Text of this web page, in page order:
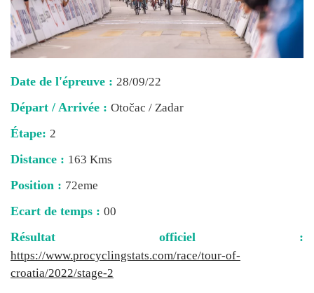
Date de l'épreuve : 28/09/22
Départ / Arrivée : Otočac / Zadar
Étape: 2
Distance : 163 Kms
Position : 72eme
Ecart de temps : 00
Résultat officiel :
https://www.procyclingstats.com/race/tour-of-
croatia/2022/stage-2